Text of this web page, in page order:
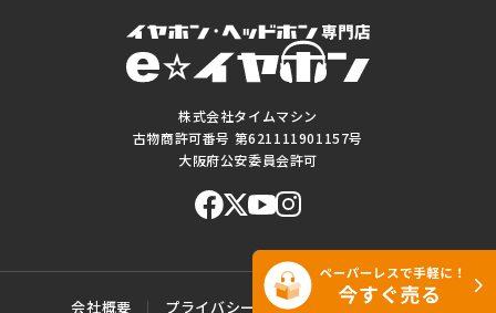
株式会社タイムマシン
古物商許可番号 第621111901157号
大阪府公安委員会許可
会社概要 プライバシーポリシー ご利用規約